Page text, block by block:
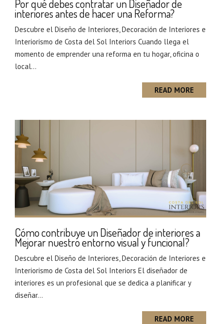
Por qué debes contratar un Diseñador de
interiores antes de hacer una Reforma?
Descubre el Diseño de Interiores, Decoración de Interiores e
Interiorismo de Costa del Sol Interiors Cuando llega el
momento de emprender una reforma en tu hogar, oficina o
local...
READ MORE
Cómo contribuye un Diseñador de interiores a
Mejorar nuestro entorno visual y funcional?
Descubre el Diseño de Interiores, Decoración de Interiores e
Interiorismo de Costa del Sol Interiors El diseñador de
interiores es un profesional que se dedica a planificar y
diseñar...
READ MORE